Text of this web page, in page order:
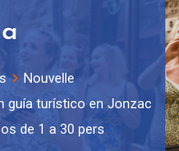
Nouvelle
guía turístico en Jonzac
de 1 a 30 pers